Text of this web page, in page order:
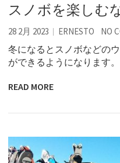
スノボを楽しむ
28 2月 2023 ERNESTO NO
冬になるとスノボなどの
ができるようになります。
READ MORE